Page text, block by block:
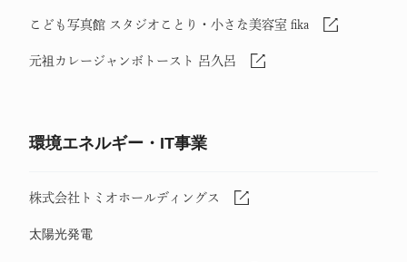
こども写真館 スタジオことり・小さな美容室 fika
元祖カレージャンボトースト 呂久呂
環境エネルギー・IT事業
株式会社トミオホールディングス
太陽光発電